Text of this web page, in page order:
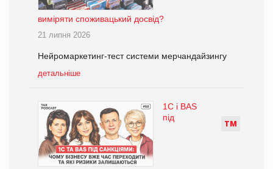
виміряти споживацький досвід?
21 липня 2026
Нейромаркетинг-тест системи мерчандайзингу
детальніше
ТМ
1С і BAS
під